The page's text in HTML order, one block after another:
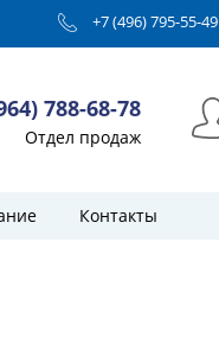
+7 (496) 795-55-49
788-68-78
Отдел продаж
Контакты